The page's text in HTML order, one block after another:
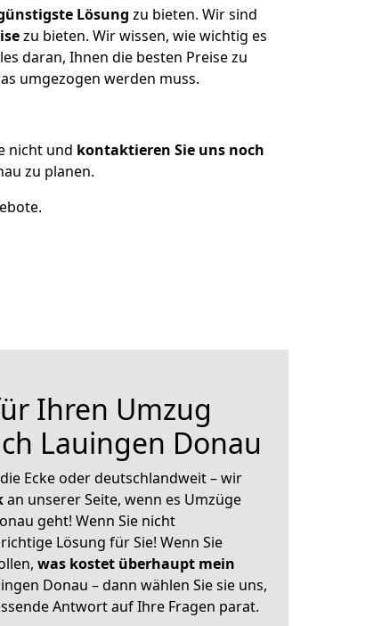
Lösung zu bieten. Wir sind
zu bieten. Wir wissen, wie wichtig es
daran, Ihnen die besten Preise zu
umgezogen werden muss.
nicht und kontaktieren Sie uns noch
zu planen.
Ihren Umzug
Lauingen Donau
Ecke oder deutschlandweit – wir
an unserer Seite, wenn es Umzüge
geht! Wenn Sie nicht
Lösung für Sie! Wenn Sie
was kostet überhaupt mein
Donau – dann wählen Sie sie uns,
Antwort auf Ihre Fragen parat.